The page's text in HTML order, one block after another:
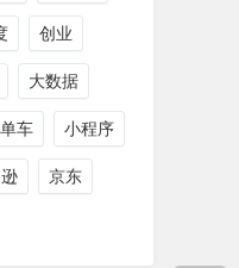
创业
大数据
车 小程序
京东